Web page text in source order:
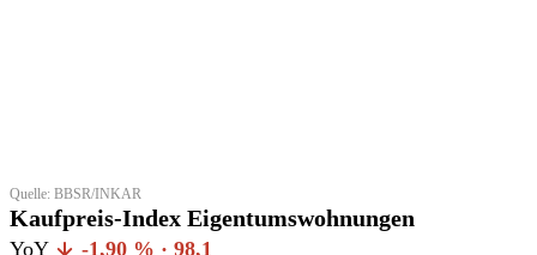
Quelle: BBSR/INKAR
Kaufpreis-Index Eigentumswohnungen
YoY -1,90 % · 98,1